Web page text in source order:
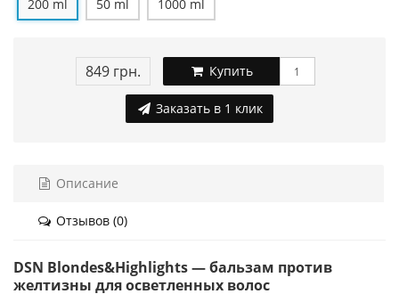
200 ml
50 ml 1000 ml
849 грн. Купить
Заказать в 1 клик
Описание
Отзывов (0)
DSN Blondes&Highlights — бальзам против
желтизны для осветленных волос